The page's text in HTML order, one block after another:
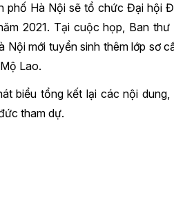
phố Hà Nội sẽ tổ chức Đại hội
2021. Tại cuộc họp, Ban
mới tuyển sinh thêm lớp sơ
Lao.
biểu tổng kết lại các nội
tham dự.